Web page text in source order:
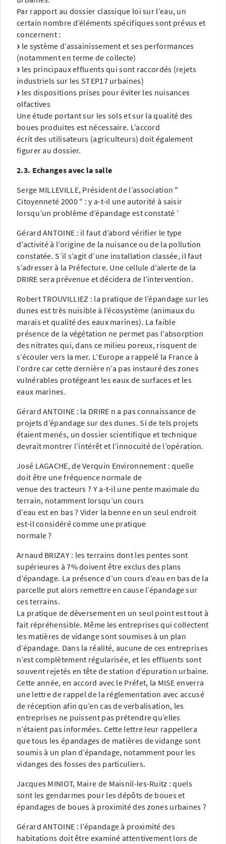
Par rapport au dossier classique loi sur l’eau, un
certain nombre d’éléments spécifiques sont prévus et
concernent :
le système d’assainissement et ses performances
(notamment en terme de collecte)
les principaux effluents qui sont raccordés (rejets
industriels sur les STEP17 urbaines)
les dispositions prises pour éviter les nuisances
olfactives
Une étude portant sur les sols et sur la qualité des
boues produites est nécessaire. L’accord
écrit des utilisateurs (agriculteurs) doit également
figurer au dossier.
2.3. Echanges avec la salle
Serge MILLEVILLE, Président de l’association "
Citoyenneté 2000 " : y a-t-il une autorité à saisir
lorsqu’un problème d’épandage est constaté ’
Gérard ANTOINE : il faut d’abord vérifier le type
d’activité à l’origine de la nuisance ou de la pollution
constatée. S’il s’agit d’une installation classée, il faut
s’adresser à la Préfecture. Une cellule d’alerte de la
DRIRE sera prévenue et décidera de l’intervention.
Robert TROUVILLIEZ : la pratique de l’épandage sur les
dunes est très nuisible à l’écosystème (animaux du
marais et qualité des eaux marines). La faible
présence de la végétation ne permet pas l’absorption
des nitrates qui, dans ce milieu poreux, risquent de
s’écouler vers la mer. L’Europe a rappelé la France à
l’ordre car cette dernière n’a pas instauré des zones
vulnérables protégeant les eaux de surfaces et les
eaux marines.
Gérard ANTOINE : la DRIRE n a pas connaissance de
projets d’épandage sur des dunes. Si de tels projets
étaient menés, un dossier scientifique et technique
devrait montrer l’intérêt et l’innocuité de l’opération.
José LAGACHE, de Verquin Environnement : quelle
doit être une fréquence normale de
venue des tracteurs ? Y a-t-il une pente maximale du
terrain, notamment lorsqu’un cours
d’eau est en bas ? Vider la benne en un seul endroit
est-il considéré comme une pratique
normale ?
Arnaud BRIZAY : les terrains dont les pentes sont
supérieures à 7% doivent être exclus des plans
d’épandage. La présence d’un cours d’eau en bas de la
parcelle put alors remettre en cause l’épandage sur
ces terrains.
La pratique de déversement en un seul point est tout à
fait répréhensible. Même les entreprises qui collectent
les matières de vidange sont soumises à un plan
d’épandage. Dans la réalité, aucune de ces entreprises
n’est complètement régularisée, et les effluents sont
souvent rejetés en tête de station d’épuration urbaine.
Cette année, en accord avec le Préfet, la MISE enverra
une lettre de rappel de la réglementation avec accusé
de réception afin qu’en cas de verbalisation, les
entreprises ne puissent pas prétendre qu’elles
n’étaient pas informées. Cette lettre leur rappellera
que tous les épandages de matières de vidange sont
soumis à un plan d’épandage, notamment pour les
vidanges des fosses des particuliers.
Jacques MINIOT, Maire de Maisnil-les-Ruitz : quels
sont les gendarmes pour les dépôts de boues et
épandages de boues à proximité des zones urbaines ?
Gérard ANTOINE : l’épandage à proximité des
habitations doit être examiné attentivement lors de